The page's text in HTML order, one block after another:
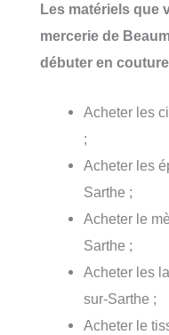
Les matériels que
mercerie de
débuter en
Acheter les
;
Acheter les
Sarthe ;
Acheter le
Sarthe ;
Acheter les
sur-Sarthe ;
Acheter le